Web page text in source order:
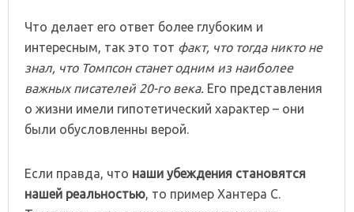
Что делает его ответ более глубоким и
интересным, так это тот факт, что тогда никто не
знал, что Томпсон станет одним из наиболее
важных писателей 20-го века. Его представления
о жизни имели гипотетический характер – они
были обусловленны верой.
Если правда, что наши убеждения становятся
нашей реальностью, то пример Хантера С.